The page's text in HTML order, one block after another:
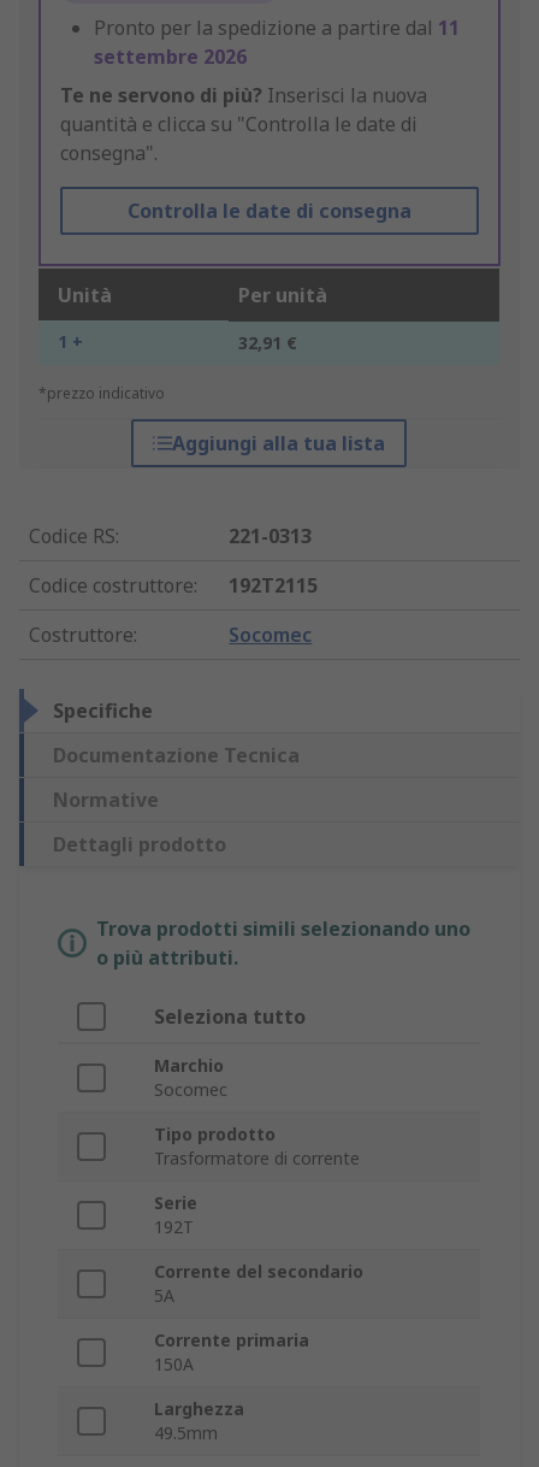
Pronto per la spedizione a partire dal 11
settembre 2026
Te ne servono di più? Inserisci la nuova
quantità e clicca su "Controlla le date di
consegna".
Controlla le date di consegna
Unità Per unità
1 + 32,91 €
*prezzo indicativo
Aggiungi alla tua lista
Codice RS:
221-0313
Codice costruttore:
192T2115
Costruttore: Socomec
Specifiche
Documentazione Tecnica
Normative
Dettagli prodotto
Trova prodotti simili selezionando uno
o più attributi.
Seleziona tutto
Marchio
Socomec
Tipo prodotto
Trasformatore di corrente
Serie
192T
Corrente del secondario
5A
Corrente primaria
150A
Larghezza
49.5mm